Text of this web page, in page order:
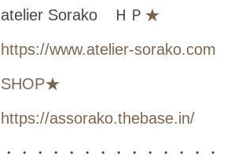
atelier Sorako ＨＰ ★
https://www.atelier-sorako.com
SHOP★
https://assorako.thebase.in/
・・・・・・・・・・・・・・